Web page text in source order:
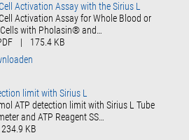
Activation Assay with the Sirius L
Activation Assay for Whole Blood or
with Pholasin® and…
|
175.4 KB
limit with Sirius L
ATP detection limit with Sirius L Tube
and ATP Reagent SS…
234.9 KB